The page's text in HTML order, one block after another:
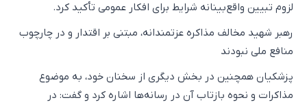
لزوم تبیین واقع‌بینانه شرایط برای افکار عمومی تأکید کرد.
رهبر شهید مخالف مذاکره عزتمندانه، مبتنی بر اقتدار و در چارچوب
منافع ملی نبودند
پزشکیان همچنین در بخش دیگری از سخنان خود، به موضوع
مذاکرات و نحوه بازتاب آن در رسانه‌ها اشاره کرد و گفت: در